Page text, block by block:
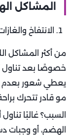
المشاكل
الانتفاخ
من أكثر المشاكل
خصوصًا بعد تناول
يعطي شعور بعدم
مو قادر تتحرك
السبب؟ غالبًا
الهضم، أو وجبات